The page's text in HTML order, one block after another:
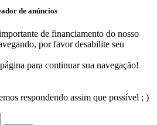
de anúncios
de financiamento do nosso
por favor desabilite seu
para continuar sua navegação!
respondendo assim que possível ; )